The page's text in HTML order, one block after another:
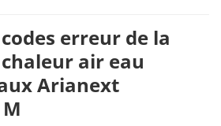
erreur de la
air eau
Arianext